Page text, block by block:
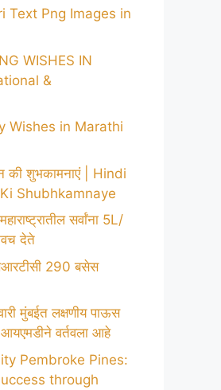
Text Png Images in
WISHES IN
&
Wishes in Marathi
की शुभकामनाएं | Hindi
Shubhkamnaye
सर्वांना 5L/
देते
290 बसेस
मुंबईत लक्षणीय पाऊस
वर्तवला आहे
Pembroke Pines:
through